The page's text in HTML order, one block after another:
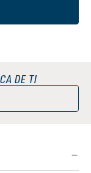
DE TI